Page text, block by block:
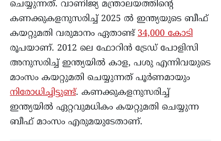
ചെയ്യുന്നത്. വാണിജ്യ മന്ത്രാലയത്തിന്റെ
കണക്കുകളനുസരിച്ച് 2025 ൽ ഇന്ത്യയുടെ ബീഫ്
കയറ്റുമതി വരുമാനം ഏതാണ്ട് 34,000 കോടി
രൂപയാണ്. 2012 ലെ ഫോറിൻ ട്രേഡ് പോളിസി
അനുസരിച്ച് ഇന്ത്യയിൽ കാള, പശു എന്നിവയുടെ
മാംസം കയറ്റുമതി ചെയ്യുന്നത് പൂർണമായും
നിരോധിച്ചിട്ടുണ്ട്. കണക്കുകളനുസരിച്ച്
ഇന്ത്യയിൽ ഏറ്റവുമധികം കയറ്റുമതി ചെയ്യുന്ന
ബീഫ് മാംസം എരുമയുടേതാണ്.